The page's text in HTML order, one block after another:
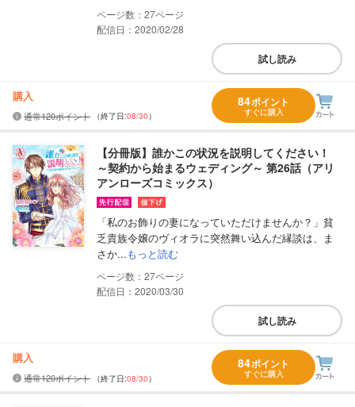
27
配信日：2020/02/28
試し読み
購入
通常120ポイント （終了日:08/30）
84ポイント
すぐに購入
【分冊版】誰かこの状況を説明してください！
～契約から始まるウェディング～ 第26話（アリ
アンローズコミックス）
「私のお飾りの妻になっていただけませんか？」貧
乏貴族令嬢のヴィオラに突然舞い込んだ縁談は、ま
さか...もっと読む
27
配信日：2020/03/30
試し読み
購入
通常120ポイント （終了日:08/30）
84ポイント
すぐに購入